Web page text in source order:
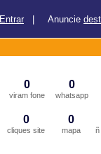
Entrar Anuncie
0
viram fone
0
whatsapp
0
cliques site
0
mapa ñ